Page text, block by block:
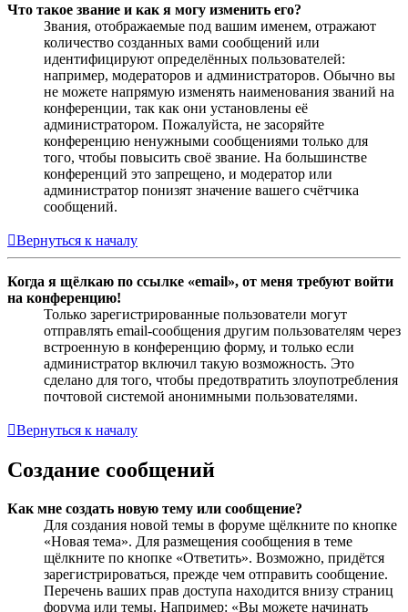
Что такое звание и как я могу изменить его?
Звания, отображаемые под вашим именем, отражают
количество созданных вами сообщений или
идентифицируют определённых пользователей:
например, модераторов и администраторов. Обычно вы
не можете напрямую изменять наименования званий на
конференции, так как они установлены её
администратором. Пожалуйста, не засоряйте
конференцию ненужными сообщениями только для
того, чтобы повысить своё звание. На большинстве
конференций это запрещено, и модератор или
администратор понизят значение вашего счётчика
сообщений.
Вернуться к началу
Когда я щёлкаю по ссылке «email», от меня требуют войти
на конференцию!
Только зарегистрированные пользователи могут
отправлять email-сообщения другим пользователям через
встроенную в конференцию форму, и только если
администратор включил такую возможность. Это
сделано для того, чтобы предотвратить злоупотребления
почтовой системой анонимными пользователями.
Вернуться к началу
Создание сообщений
Как мне создать новую тему или сообщение?
Для создания новой темы в форуме щёлкните по кнопке
«Новая тема». Для размещения сообщения в теме
щёлкните по кнопке «Ответить». Возможно, придётся
зарегистрироваться, прежде чем отправить сообщение.
Перечень ваших прав доступа находится внизу страниц
форума или темы. Например: «Вы можете начинать